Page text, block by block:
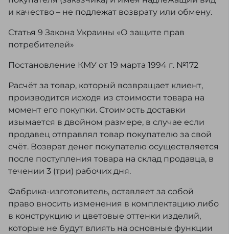
и качество – не подлежат возврату или обмену.
Статья 9 Закона Украины «О защите прав
потребителей»
Постановление КМУ от 19 марта 1994 г. №172
Расчёт за товар, который возвращает клиент,
производится исходя из стоимости товара на
момент его покупки. Стоимость доставки
изымается в двойном размере, в случае если
продавец отправлял товар покупателю за свой
счёт. Возврат денег покупателю осуществляется
после поступления товара на склад продавца, в
течении 3 (три) рабочих дня.
Фабрика-изготовитель, оставляет за собой
право вносить изменения в комплектацию либо
в конструкцию и цветовые оттенки изделий,
которые не будут влиять на основные функции